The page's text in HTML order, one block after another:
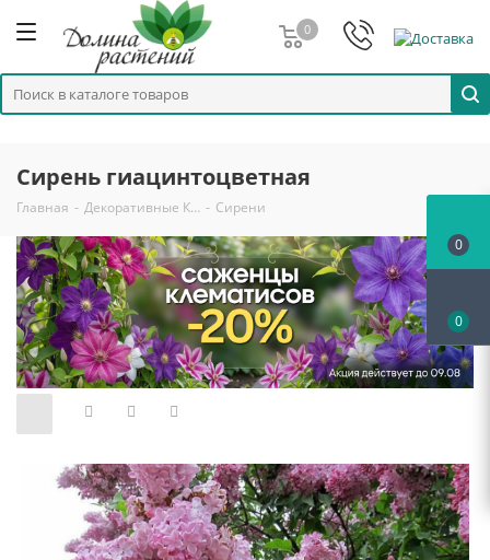
0
Сирень гиацинтоцветная
Главная - Декоративные К… - Сирени
0
0